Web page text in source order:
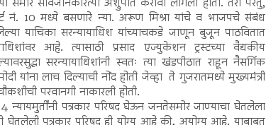
नं. 10 मध्ये बसणारे न्या. अरूण मिश्रा यांचे व भाजपचे संबंध
याचिका सरन्यायाधिश यांच्याचकडे जाणून बुजून पाठवितात
आहे. त्यासाठी प्रसाद एज्युकेशन ट्रस्टच्या वैद्यकीय
सरन्यायाधिशांनी स्वतः त्या खंडपीठात राहून नैसर्गिक
यांना लाच दिल्याची नोंद होती जेव्हा ते गुजरातमध्ये मुख्यमंत्री
परवानगी नाकारली होती.
न्यायमुर्तींनी पत्रकार परिषद घेऊन जनतेसमोर जाण्याचा घेतलेला